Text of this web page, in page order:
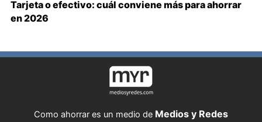
Tarjeta o efectivo: cuál conviene más para ahorrar
en 2026
Como ahorrar es un medio de Medios y Redes